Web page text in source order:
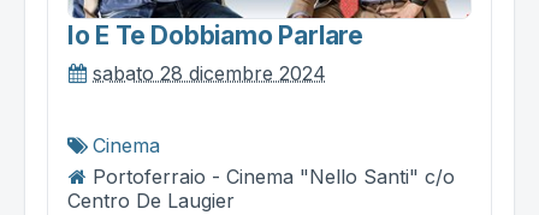
Io E Te Dobbiamo Parlare
sabato 28 dicembre 2024
Cinema
Portoferraio - Cinema "Nello Santi" c/o
Centro De Laugier